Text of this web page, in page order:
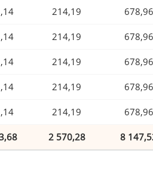
214,19 678,96
214,19 678,96
214,19 678,96
214,19 678,96
214,19 678,96
2 570,28 8